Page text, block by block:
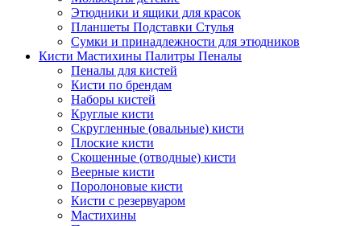
Этюдники и ящики для красок
Планшеты Подставки Стулья
Сумки и принадлежности для этюдников
Кисти Мастихины Палитры Пеналы
Пеналы для кистей
Кисти по брендам
Наборы кистей
Круглые кисти
Скругленные (овальные) кисти
Плоские кисти
Скошенные (отводные) кисти
Веерные кисти
Поролоновые кисти
Кисти с резервуаром
Мастихины